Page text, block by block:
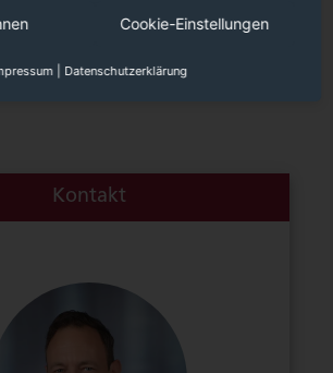
Kontakt
Cookie-Einstellungen
Datenschutzerklärung